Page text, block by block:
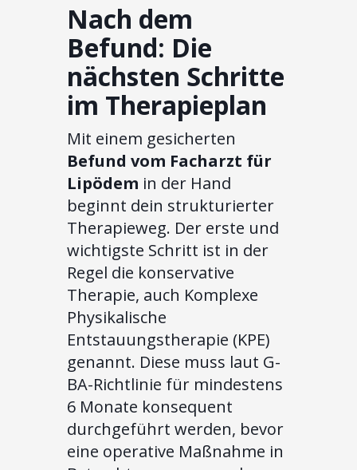
Nach dem
Befund: Die
nächsten Schritte
im Therapieplan
Mit einem gesicherten
Befund vom Facharzt für
Lipödem in der Hand
beginnt dein strukturierter
Therapieweg. Der erste und
wichtigste Schritt ist in der
Regel die konservative
Therapie, auch Komplexe
Physikalische
Entstauungstherapie (KPE)
genannt. Diese muss laut G-
BA-Richtlinie für mindestens
6 Monate konsequent
durchgeführt werden, bevor
eine operative Maßnahme in